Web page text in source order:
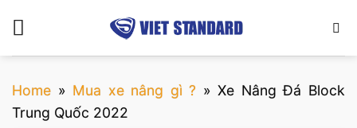
qua
nội
Home » Mua xe nâng gì ? »Xe Nâng Đá Block
Trung Quốc 2022